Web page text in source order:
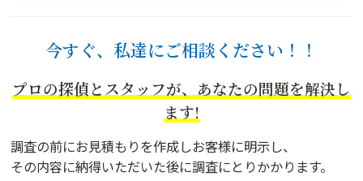
今すぐ、私達にご相談ください！！
プロの探偵とスタッフが、あなたの問題を解決し
ます!
調査の前にお見積もりを作成しお客様に明示し、
その内容に納得いただいた後に調査にとりかかります。